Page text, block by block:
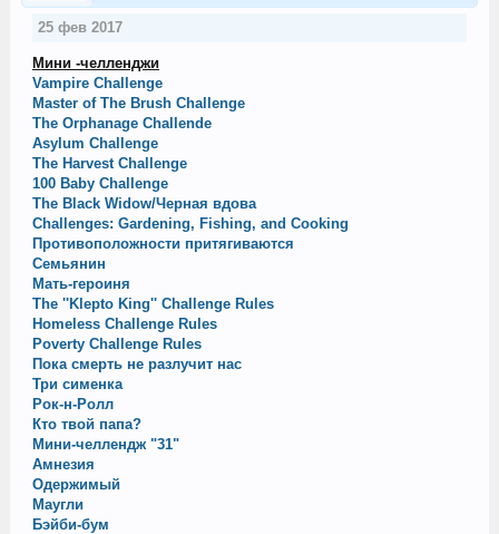
25 фев 2017
Мини -челленджи
Vampire Challenge
Master of The Brush Challenge
The Orphanage Challende
Asylum Challenge
The Harvest Challenge
100 Baby Challenge
The Black Widow/Черная вдова
Challenges: Gardening, Fishing, and Cooking
Противоположности притягиваются
Семьянин
Мать-героиня
The ''Klepto King'' Challenge Rules
Homeless Challenge Rules
Poverty Challenge Rules
Пока смерть не разлучит нас
Три сименка
Рок-н-Ролл
Кто твой папа?
Мини-челлендж "31"
Амнезия
Одержимый
Маугли
Бэйби-бум